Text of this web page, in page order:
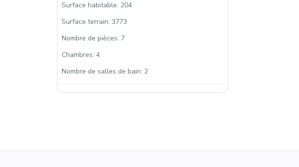
Surface habitable: 204
Surface terrain: 3773
Nombre de pièces: 7
Chambres: 4
Nombre de salles de bain: 2